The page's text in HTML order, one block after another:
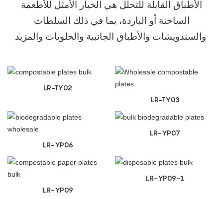
الأطباق القابلة للتحلل هي الخيار الأمثل للأطعمة
الساخنة أو الباردة، بما في ذلك السلطات
LR-TY02
LR-TY03
LR-YP06
LR-YP07
LR-YP09
LR-YP09-1